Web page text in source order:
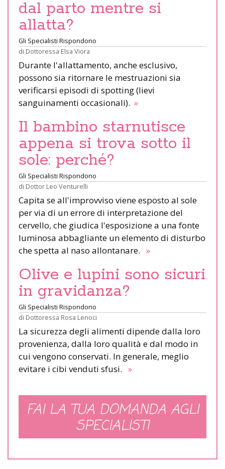
dal parto mentre si
allatta?
Gli Specialisti Rispondono
di Dottoressa Elsa Viora
Durante l'allattamento, anche esclusivo,
possono sia ritornare le mestruazioni sia
verificarsi episodi di spotting (lievi
sanguinamenti occasionali). »
Il bambino starnutisce
appena si trova sotto il
sole: perché?
Gli Specialisti Rispondono
di Dottor Leo Venturelli
Capita se all'improvviso viene esposto al sole
per via di un errore di interpretazione del
cervello, che giudica l'esposizione a una fonte
luminosa abbagliante un elemento di disturbo
che spetta al naso allontanare. »
Olive e lupini sono sicuri
in gravidanza?
Gli Specialisti Rispondono
di Dottoressa Rosa Lenoci
La sicurezza degli alimenti dipende dalla loro
provenienza, dalla loro qualità e dal modo in
cui vengono conservati. In generale, meglio
evitare i cibi venduti sfusi. »
FAI LA TUA DOMANDA AGLI
SPECIALISTI